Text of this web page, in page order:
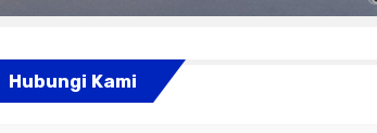
Hubungi Kami